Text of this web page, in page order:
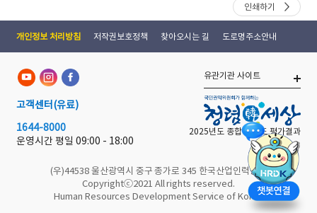
인쇄하기
개인정보 처리방침 저작권보호정책 찾아오시는 길 도로명주소안내
고객센터 (유료)
1644-8000
운영시간 평일 09:00 - 18:00
(우)44538 울산광역시 중구 종가로 345 한국산업인력공단
Copyrightⓒ2021 All rights reserved.
Human Resources Development Service of Korea
유관기관 사이트
2025년도 종합 청렴도 평가결과